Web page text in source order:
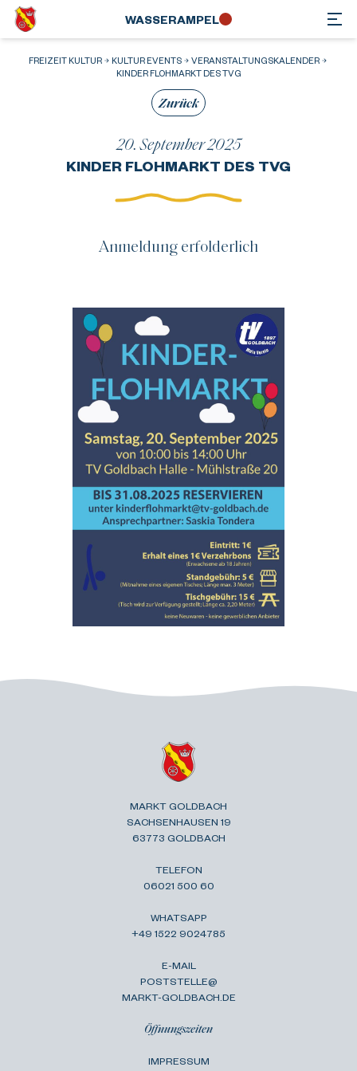
WASSER­AMPEL
Zurück
FREIZEIT KULTUR KULTUR EVENTS
VERANSTALTUNGSKALENDER
KINDER FLOHMARKT DES TVG
20. September 2025
KINDER FLOHMARKT DES TVG
Anmeldung erfolderlich
MARKT GOLDBACH
SACHSENHAUSEN 19
63773 GOLDBACH
TELEFON
06021 500 60
WHATSAPP
+49 1522 9024785
E-MAIL
POSTSTELLE@
MARKT-GOLDBACH.DE
Öffnungszeiten
IMPRESSUM